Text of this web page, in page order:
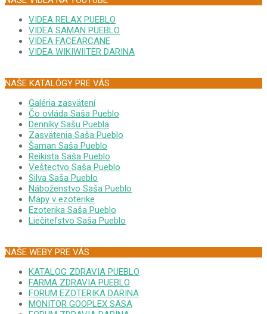
VIDEA RELAX PUEBLO
VIDEA SAMAN PUEBLO
VIDEA FACEARCANE
VIDEA WIKIWIITER DARINA
NAŠE KATALÓGY PRE VÁS
Galéria zasvätení
Čo ovláda Saša Pueblo
Denníky Sašu Puebla
Zasvätenia Saša Pueblo
Šaman Saša Pueblo
Reikista Saša Pueblo
Veštectvo Saša Pueblo
Silva Saša Pueblo
Náboženstvo Saša Pueblo
Mapy v ezoterike
Ezoterika Saša Pueblo
Liečiteľstvo Saša Pueblo
NAŠE WEBY PRE VÁS
KATALOG ZDRAVIA PUEBLO
FARMA ZDRAVIA PUEBLO
FORUM EZOTERIKA DARINA
MONITOR GOOPLEX SASA